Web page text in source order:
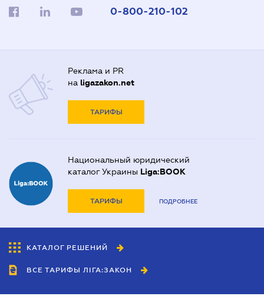
0-800-210-102
Реклама и PR
на ligazakon.net
ТАРИФЫ
Национальный юридический
каталог Украины Liga:BOOK
ТАРИФЫ ПОДРОБНЕЕ
КАТАЛОГ РЕШЕНИЙ
ВСЕ ТАРИФЫ ЛІГА:ЗАКОН